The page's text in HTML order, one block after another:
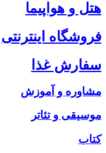
هتل و هواپیما
فروشگاه اینترنتی
سفارش غذا
مشاوره و آموزش
موسیقی و تئاتر
کتاب